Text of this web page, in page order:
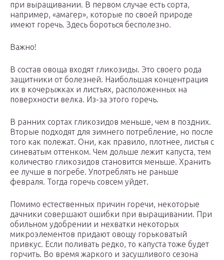
при выращивании. В первом случае есть сорта,
например, «амагер», которые по своей природе
имеют горечь. Здесь бороться бесполезно.
Важно!
В состав овоща входят гликозиды. Это своего рода
защитники от болезней. Наибольшая концентрация
их в кочерыжках и листьях, расположенных на
поверхности велка. Из-за этого горечь.
В ранних сортах гликозидов меньше, чем в поздних.
Вторые подходят для зимнего потребление, но после
того как полежат. Они, как правило, плотнее, листья с
синеватым оттенком. Чем дольше лежит капуста, тем
количество гликозидов становится меньше. Хранить
ее лучше в погребе. Употреблять не раньше
февраля. Тогда горечь совсем уйдет.
Помимо естественных причин горечи, некоторые
дачники совершают ошибки при выращивании. При
обильном удобрении и нехватки некоторых
микроэлементов придают овощу горьковатый
привкус. Если поливать редко, то капуста тоже будет
горчить. Во время жаркого и засушливого сезона